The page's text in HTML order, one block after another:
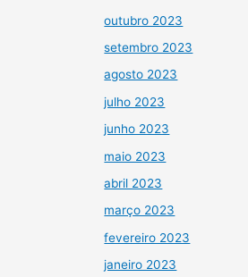
outubro 2023
setembro 2023
agosto 2023
julho 2023
junho 2023
maio 2023
abril 2023
março 2023
fevereiro 2023
janeiro 2023